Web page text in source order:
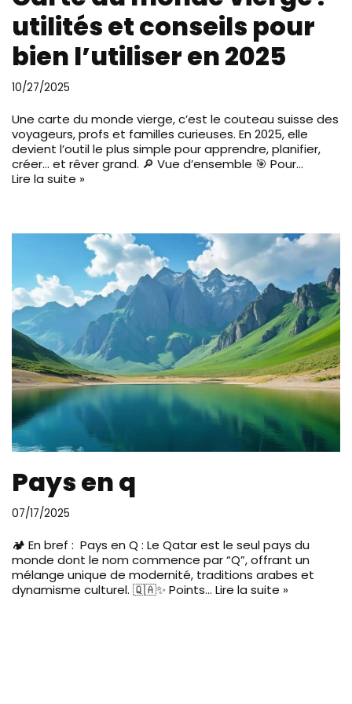
utilités et conseils pour
bien l’utiliser en 2025
10/27/2025
Une carte du monde vierge, c’est le couteau suisse des
voyageurs, profs et familles curieuses. En 2025, elle
devient l’outil le plus simple pour apprendre, planifier,
créer… et rêver grand. 🔎 Vue d’ensemble 🎯 Pour…
Lire la suite »
Pays en q
07/17/2025
🏕️ En bref : Pays en Q : Le Qatar est le seul pays du
monde dont le nom commence par “Q”, offrant un
mélange unique de modernité, traditions arabes et
dynamisme culturel. 🇶🇦✨ Points… Lire la suite »